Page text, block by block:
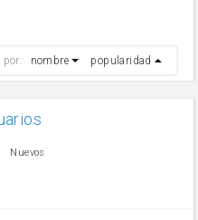
por: nombre popularidad
Nuevos